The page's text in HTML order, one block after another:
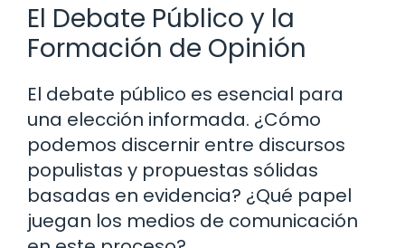
El Debate Público y la
Formación de Opinión
El debate público es esencial para
una elección informada. ¿Cómo
podemos discernir entre discursos
populistas y propuestas sólidas
basadas en evidencia? ¿Qué papel
juegan los medios de comunicación